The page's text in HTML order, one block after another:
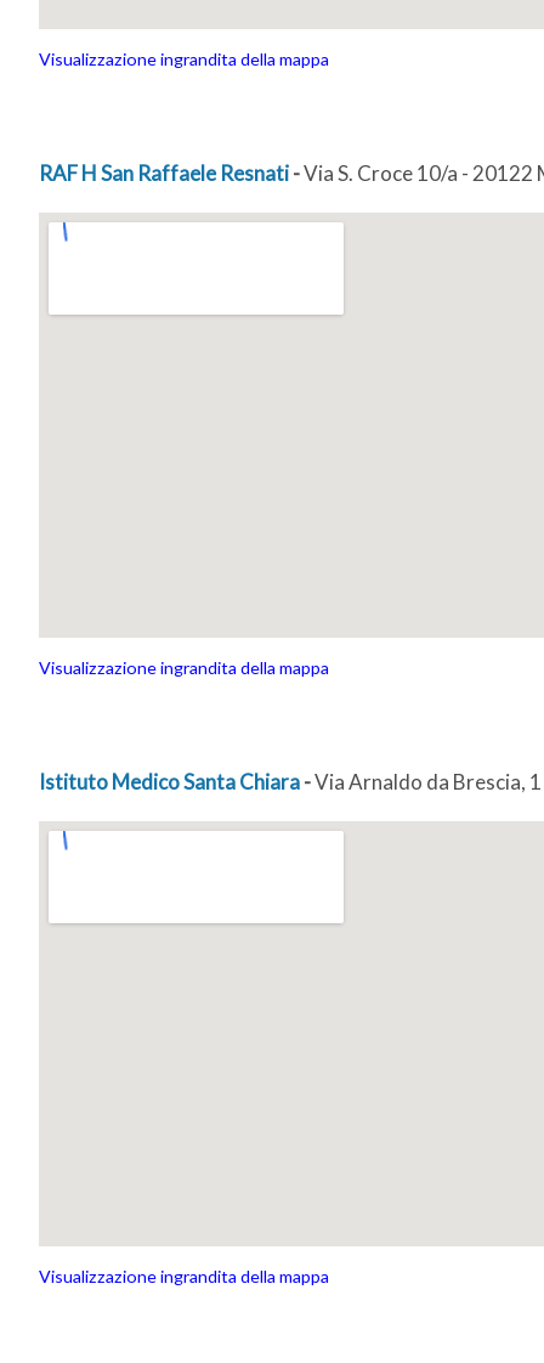
Visualizzazione ingrandita della mappa
RAF H San Raffaele Resnati-Via S. Croce 10/a - 20122
Visualizzazione ingrandita della mappa
Istituto Medico Santa Chiara-Via Arnaldo da Brescia,
Visualizzazione ingrandita della mappa